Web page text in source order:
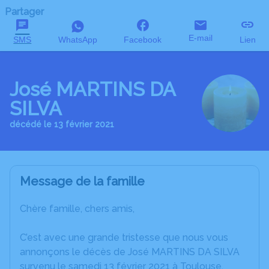
Partager
SMS WhatsApp Facebook E-mail Lien
José MARTINS DA
SILVA
décédé le 13 février 2021
Message de la famille
Chère famille, chers amis,
C’est avec une grande tristesse que nous vous
annonçons le décès de José MARTINS DA SILVA
survenu le samedi 13 février 2021 à Toulouse.